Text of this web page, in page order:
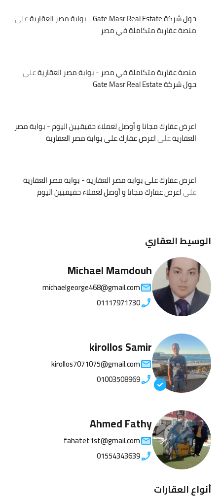
حول شركة Gate Masr Real Estate - بوابة مصر العقارية
على
منصة عقارية متكاملة في مصر
منصة عقارية متكاملة في مصر - بوابة مصر العقاريةعلى
حول شركة Gate Masr Real Estate
اعرض عقارك مجانا و أوصل لعملاء حقيقيين اليوم - بوابة مصر
العقاريةعلىاعرض عقارك على بوابة مصر العقارية
اعرض عقارك على بوابة مصر العقارية - بوابة مصر العقارية
علىاعرض عقارك مجانا و أوصل لعملاء حقيقيين اليوم
الوسيط العقاري
Michael Mamdouh
michaelgeorge468@gmail.com
01117971730
kirollos Samir
kirollos7071075@gmail.com
01003508969
Ahmed Fathy
fahatet1st@gmail.com
01554343639
أنواع العقارات